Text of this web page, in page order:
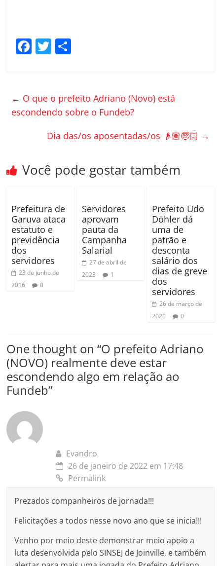
F
e
b
T
er p
ar
h
← O que o prefeito Adriano (Novo) está
escondendo sobre o Fundeb?
Dia das/os aposentadas/os 👴🏽🧓🏻 →
Você pode gostar também
Prefeitura de
Garuva ataca
estatuto e
previdência
dos
servidores
23 de junho de
2016
0
Servidores
aprovam
pauta da
Campanha
Salarial
27 de abril de
2023
1
Prefeito Udo
Döhler dá
uma de
patrão e
desconta
salário dos
dias de greve
dos
servidores
26 de março de
2020
0
One thought on “O prefeito Adriano
(NOVO) realmente deve estar
escondendo algo em relação ao
Fundeb”
Evandro
26 de janeiro de 2022 em 17:48
Permalink
Prezados companheiros de jornada!!!
Felicitações a todos nesse novo ano que se inicia!!!
Venho por meio deste demonstrar meio apoio a
luta desenvolvida pelo SINSEJ de Joinville, e também